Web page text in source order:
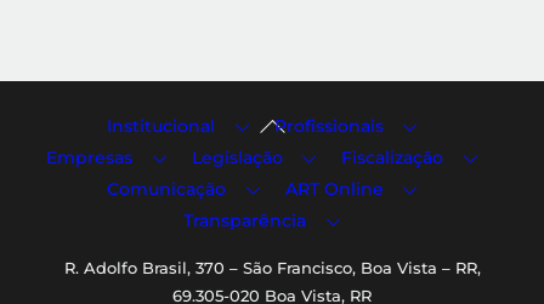
Back
To
Top
Institucional
Profissionais
Empresas
Legislação
Fiscalização
Comunicação
ART Online
Transparência
R. Adolfo Brasil, 370 – São Francisco, Boa Vista – RR,
69.305-020 Boa Vista, RR